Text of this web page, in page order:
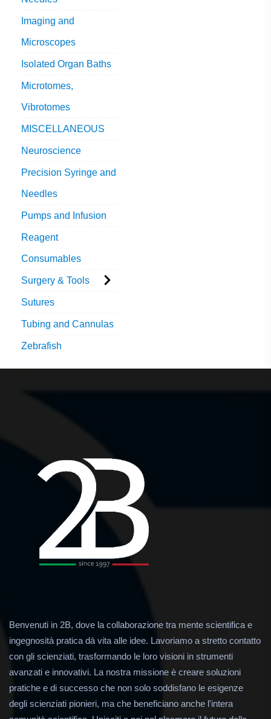
Imaging and
Microscopes
Isolated Organ Baths
Microtomes,
Vibrotomes
MISCELLANEOUS
Neuroscience
Precision Syringe and
Needles
Pumps and Infusion
Reagent
Consumables
Surgery & Tools
Sutures
Tubing and Cannulas
Zebrafish
Benvenuti in 2B, dove la collaborazione tra mente scientifica e
ingegnosità pratica dà vita alle idee. Lavoriamo a stretto contatto
con gli scienziati, trasformando le loro visioni in strumenti
avanzati e innovativi. La nostra missione è creare soluzioni
pratiche e di successo che non solo soddisfano le esigenze
degli scienziati pionieri, ma che beneficiano anche l'intera